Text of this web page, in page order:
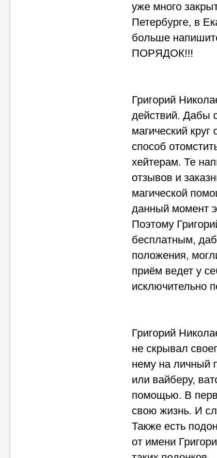
уже много
Петербурге, в
больше
ПОРЯДОК!!!
Григорий
действий. Дабы
магический
способ
хейтерам. Те
отзывов и
магической
данный момент
Поэтому
бесплатным,
положения,
приём ведет у
исключительно
Григорий
не скрывал
нему на личный
или вайберу,
помощью. В
свою жизнь. И
Также есть
от имени